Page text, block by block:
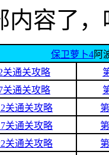
内容了
保卫萝卜4阿
关通关攻略
关通关攻略
关通关攻略
关通关攻略
关通关攻略